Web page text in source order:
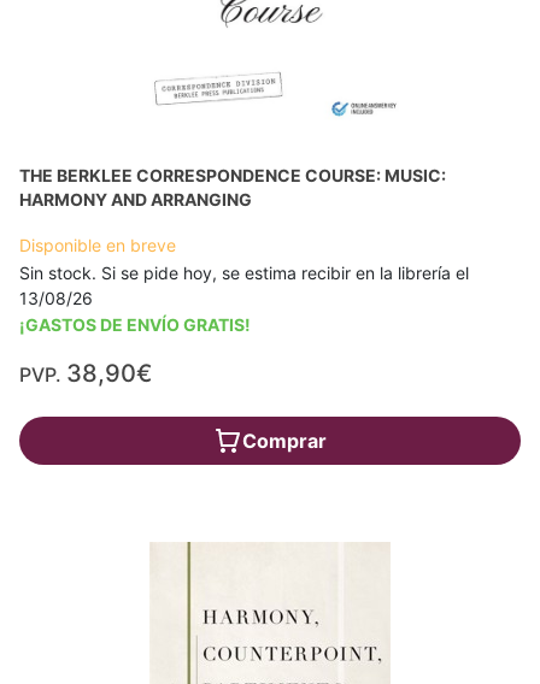
THE BERKLEE CORRESPONDENCE COURSE: MUSIC:
HARMONY AND ARRANGING
Disponible en breve
Sin stock. Si se pide hoy, se estima recibir en la librería el
13/08/26
¡GASTOS DE ENVÍO GRATIS!
PVP. 38,90€
Comprar